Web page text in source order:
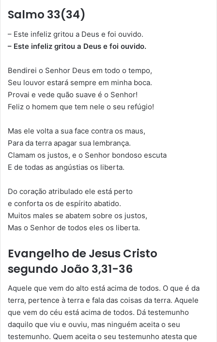
Salmo 33(34)
– Este infeliz gritou a Deus e foi ouvido.
– Este infeliz gritou a Deus e foi ouvido.
Bendirei o Senhor Deus em todo o tempo,
Seu louvor estará sempre em minha boca.
Provai e vede quão suave é o Senhor!
Feliz o homem que tem nele o seu refúgio!
Mas ele volta a sua face contra os maus,
Para da terra apagar sua lembrança.
Clamam os justos, e o Senhor bondoso escuta
E de todas as angústias os liberta.
Do coração atribulado ele está perto
e conforta os de espírito abatido.
Muitos males se abatem sobre os justos,
Mas o Senhor de todos eles os liberta.
Evangelho de Jesus Cristo
segundo João 3,31-36
Aquele que vem do alto está acima de todos. O que é da
terra, pertence à terra e fala das coisas da terra. Aquele
que vem do céu está acima de todos. Dá testemunho
daquilo que viu e ouviu, mas ninguém aceita o seu
testemunho. Quem aceita o seu testemunho atesta que